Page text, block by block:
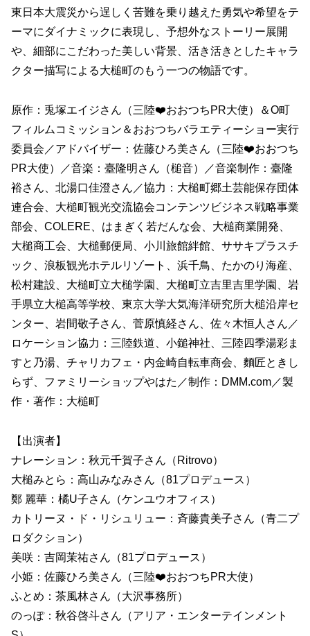
東日本大震災から逞しく苦難を乗り越えた勇気や希望をテ
ーマにダイナミックに表現し、予想外なストーリー展開
や、細部にこだわった美しい背景、活き活きとしたキャラ
クター描写による大槌町のもう一つの物語です。
原作：兎塚エイジさん（三陸❤️おおつちPR大使）＆О町
フィルムコミッション＆おおつちバラエティーショー実行
委員会／アドバイザー：佐藤ひろ美さん（三陸❤️おおつち
PR大使）／音楽：臺隆明さん（槌音）／音楽制作：臺隆
裕さん、北湯口佳澄さん／協力：大槌町郷土芸能保存団体
連合会、大槌町観光交流協会コンテンツビジネス戦略事業
部会、COLERE、はまぎく若だんな会、大槌商業開発、
大槌商工会、大槌郵便局、小川旅館絆館、ササキプラスチ
ック、浪板観光ホテルリゾート、浜千鳥、たかのり海産、
松村建設、大槌町立大槌学園、大槌町立吉里吉里学園、岩
手県立大槌高等学校、東京大学大気海洋研究所大槌沿岸セ
ンター、岩間敬子さん、菅原慎経さん、佐々木恒人さん／
ロケーション協力：三陸鉄道、小鎚神社、三陸四季湯彩ま
すと乃湯、チャリカフェ・内金崎自転車商会、麵匠ときし
らず、ファミリーショップやはた／制作：DMM.com／製
作・著作：大槌町
【出演者】
ナレーション：秋元千賀子さん（Ritrovo）
大槌みとら：高山みなみさん（81プロデュース）
鄭 麗華：橘U子さん（ケンユウオフィス）
カトリーヌ・ド・リシュリュー：斉藤貴美子さん（青二プ
ロダクション）
美咲：吉岡茉祐さん（81プロデュース）
小姫：佐藤ひろ美さん（三陸❤️おおつちPR大使）
ふとめ：茶風林さん（大沢事務所）
のっぽ：秋谷啓斗さん（アリア・エンターテインメント